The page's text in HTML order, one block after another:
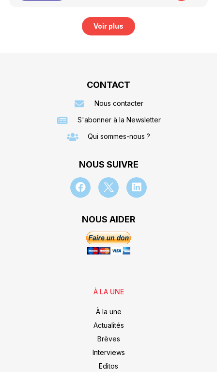
Voir plus
CONTACT
Nous contacter
S'abonner à la Newsletter
Qui sommes-nous ?
NOUS SUIVRE
NOUS AIDER
À LA UNE
À la une
Actualités
Brèves
Interviews
Editos